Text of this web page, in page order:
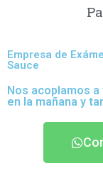
Empresa de
Sauce
Nos acoplamos
en la mañana y